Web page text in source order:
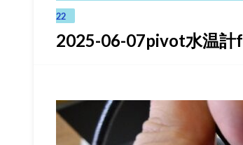
22
2025-06-07pivot水温計f